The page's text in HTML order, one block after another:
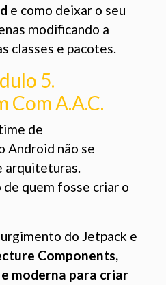
e como deixar o seu
modificando a
classes e pacotes.
5.
Com A.A.C.
de
Android não se
arquiteturas.
quem fosse criar o
do Jetpack e
Components,
moderna para criar